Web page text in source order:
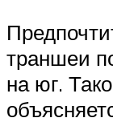
траншеи
на юг.